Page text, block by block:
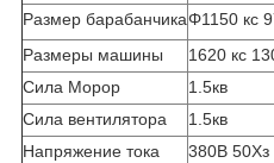
Размер барабанчикаΦ1150 кс
Размеры машины
1620 кс
Сила Морор
1.5кв
Сила вентилятора
1.5кв
Напряжение тока
380В 50Хз